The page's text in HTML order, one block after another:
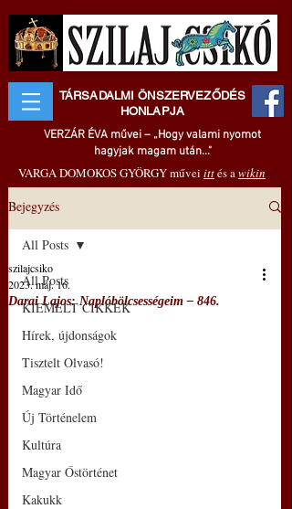
TÁRSADALMI ÖNSZERVEZŐDÉS
HONLAPJA
VERZÁR ÉVA művei – „Hogy valami nyomot
hagyjak magam után..."
VARGA DOMOKOS GYÖRGY művei ittés awikin
Bejegyzés
All Posts
KIEMELT CIKKEK
Hírek, újdonságok
Tisztelt Olvasó!
Magyar Idő
Új Történelem
Kultúra
Magyar Őstörténet
Kakukk
All Posts
Darai Lajos: Naplóbölcsességeim – 846.
szilajcsiko
2023. máj. 16.